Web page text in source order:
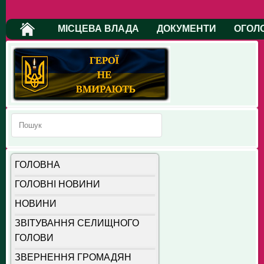
МІСЦЕВА ВЛАДА ДОКУМЕНТИ
ГОЛОВНА
ГОЛОВНІ НОВИНИ
НОВИНИ
ЗВІТУВАННЯ СЕЛИЩНОГО
ГОЛОВИ
ЗВЕРНЕННЯ ГРОМАДЯН